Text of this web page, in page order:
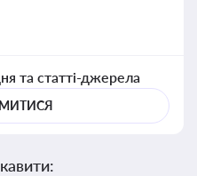
та статті-джерела